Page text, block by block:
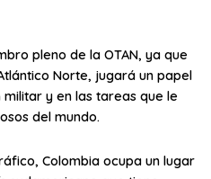
pleno de la OTAN, ya que
Norte, jugará un papel
y en las tareas que le
del mundo.
Colombia ocupa un lugar